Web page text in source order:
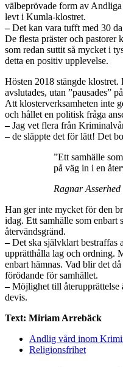
välbeprövade form av
levt i Kumla-klostret.
–Det kan vara tufft med 30
De flesta präster och pastorer
som redan suttit så mycket i
detta en positiv upplevelse.
Hösten 2018 stängde
avslutades, utan ”pausades”
Att klosterverksamheten inte
och hållet en politisk fråga
–Jag vet flera från
– de släppte det för lätt! Det
”Ett samhälle
på väg in i en
Ragnar Asserhed
Han ger inte mycket för den
idag. Ett samhälle som enbart
återvändsgränd.
–Det ska självklart bestraffas
upprätthålla lag och ordning.
enbart hämnas. Vad blir det
förödande för samhället.
–Möjlighet till återupprättelse
devis.
Text: Miriam Arrebäck
Andlig vård inom
Religionsfrihet